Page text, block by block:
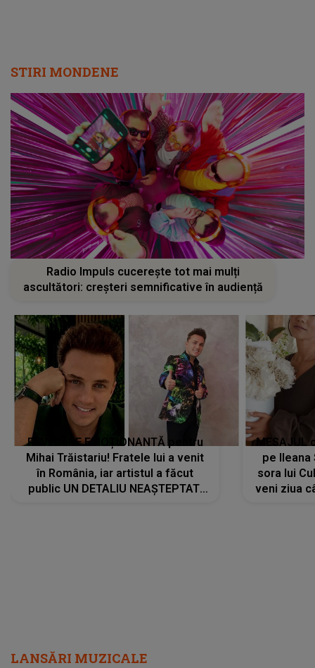
STIRI MONDENE
Radio Impuls cucerește tot mai mulți
ascultători: creșteri semnificative în audiență
REVEDERE EMOȚIONANTĂ pentru
Mihai Trăistariu! Fratele lui a venit
în România, iar artistul a făcut
public UN DETALIU NEAȘTEPTAT:
MESAJUL
pe Ileana
sora lui
veni ziua
LANSĂRI MUZICALE